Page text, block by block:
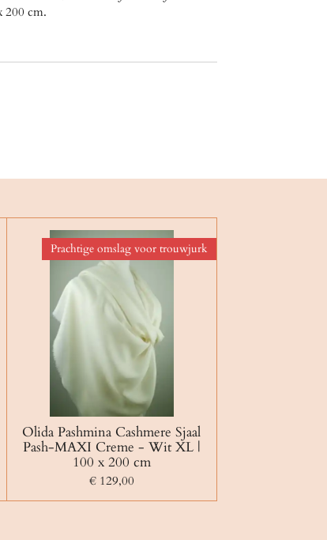
200 cm.
Prachtige omslag voor trouwjurk
Olida Pashmina Cashmere Sjaal
Pash-MAXI Creme - Wit XL |
100 x 200 cm
€ 129,00